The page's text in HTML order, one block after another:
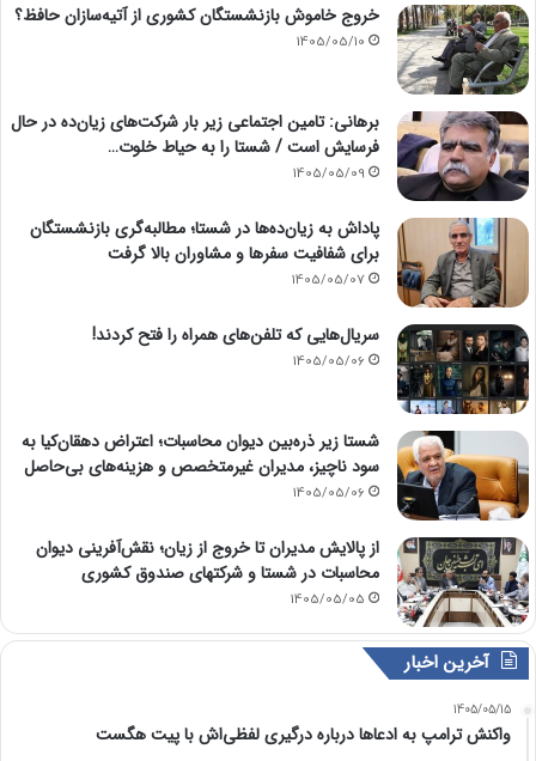
خروج خاموش بازنشستگان کشوری از آتیه‌سازان حافظ؟
1405/05/10
برهانی: تامین اجتماعی زیر بار شرکت‌های زیان‌ده در حال
فرسایش است / شستا را به حیاط خلوت…
1405/05/09
پاداش به زیان‌ده‌ها در شستا؛ مطالبه‌گری بازنشستگان
برای شفافیت سفرها و مشاوران بالا گرفت
1405/05/07
سریال‌هایی که تلفن‌های همراه را فتح کردند!
1405/05/06
شستا زیر ذره‌بین دیوان محاسبات؛ اعتراض دهقان‌کیا به
سود ناچیز، مدیران غیرمتخصص و هزینه‌های بی‌حاصل
1405/05/06
از پالایش مدیران تا خروج از زیان؛ نقش‌آفرینی دیوان
محاسبات در شستا و شرکتهای صندوق کشوری
1405/05/05
آخرین اخبار
1405/05/15
واکنش ترامپ به ادعاها درباره درگیری لفظی‌اش با پیت هگست